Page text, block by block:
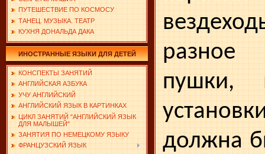
ПУТЕШЕСТВИЕ ПО КОСМОСУ
ТАНЕЦ. МУЗЫКА. ТЕАТР
КУХНЯ ДОНАЛЬДА ДАКА
ИНОСТРАННЫЕ ЯЗЫКИ ДЛЯ ДЕТЕЙ
КОНСПЕКТЫ ЗАНЯТИЙ
АНГЛИЙСКАЯ АЗБУКА
УЧУ АНГЛИЙСКИЙ
АНГЛИЙСКИЙ ЯЗЫК В КАРТИНКАХ
ЦИКЛ ЗАНЯТИЙ "АНГЛИЙСКИЙ ЯЗЫК
ДЛЯ МАЛЫШЕЙ"
ЗАНЯТИЯ ПО НЕМЕЦКОМУ ЯЗЫКУ
ФРАНЦУЗСКИЙ ЯЗЫК
разное
пушки,
должна